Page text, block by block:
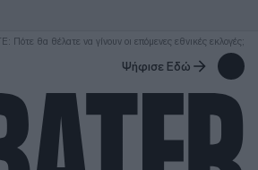
Πότε θα θέλατε να γίνουν οι επόμενες εθνικές εκλογές;
Ψήφισε Εδώ